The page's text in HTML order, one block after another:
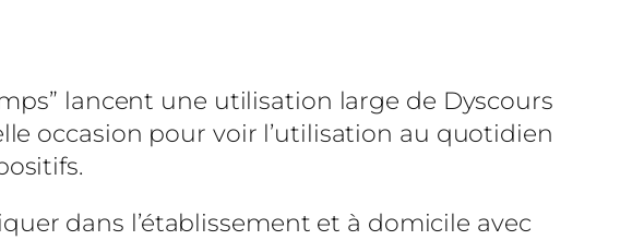
lancent une utilisation large de Dyscours
occasion pour voir l’utilisation au quotidien
dans l’établissement et à domicile avec